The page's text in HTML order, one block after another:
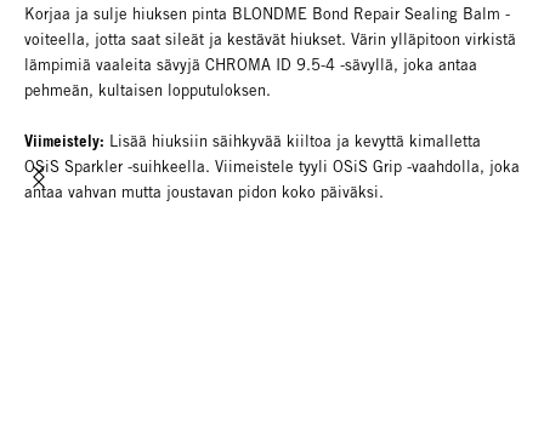
Korjaa ja sulje hiuksen pinta BLONDME Bond Repair Sealing Balm -
voiteella, jotta saat sileät ja kestävät hiukset. Värin ylläpitoon virkistä
lämpimiä vaaleita sävyjä CHROMA ID 9.5-4 -sävyllä, joka antaa
pehmeän, kultaisen lopputuloksen.
Viimeistely: Lisää hiuksiin säihkyvää kiiltoa ja kevyttä kimalletta
OSiS Sparkler -suihkeella. Viimeistele tyyli OSiS Grip -vaahdolla, joka
antaa vahvan mutta joustavan pidon koko päiväksi.